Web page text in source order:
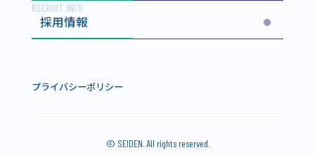
RECRUIT INFO
採用情報
プライバシーポリシー
© SEIDEN. All rights reserved.